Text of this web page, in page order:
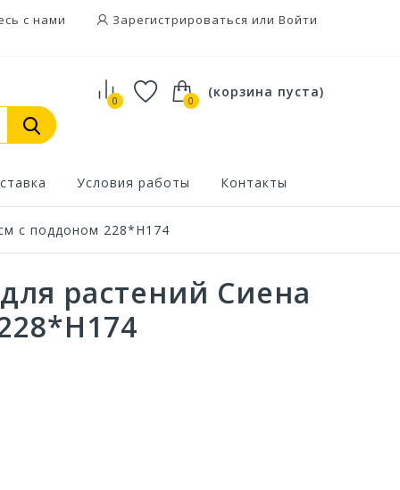
с нами Зарегистрироваться или Войти
0
(корзина пуста)
0
Условия работы Контакты
с поддоном 228*Н174
растений Сиена